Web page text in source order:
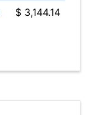
$ 3,144.14